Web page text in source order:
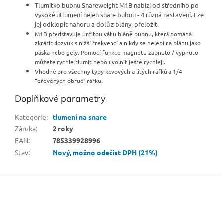
Tlumítko bubnu Snareweight M1B nabízí od středního po
vysoké utlumení nejen snare bubnu - 4 různá nastavení. Lze
jej odklopit nahoru a dolů z blány, přeložit.
M1B představuje určitou váhu bláně bubnu, která pomáhá
zkrátit dozvuk s nižší frekvencí a nikdy se nelepí na blánu jako
páska nebo gely. Pomocí funkce magnetu zapnuto / vypnuto
můžete rychle tlumit nebo uvolnit ještě rychleji.
Vhodné pro všechny typy kovových a litých ráfků a 1/4
"dřevěných obručí-ráfku.
Doplňkové parametry
Kategorie: tlumení na snare
Záruka:
2 roky
EAN:
785339928996
Stav: Nový, možno odečíst DPH (21%)
Z